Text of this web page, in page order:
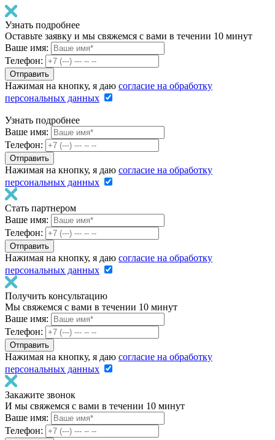
Узнать подробнее
Оставьте заявку и мы свяжемся с вами в течении 10 минут
Ваше имя:
Телефон:
Нажимая на кнопку, я даю согласие на обработку
персональных данных
Узнать подробнее
Ваше имя:
Телефон:
Нажимая на кнопку, я даю согласие на обработку
персональных данных
Стать партнером
Ваше имя:
Телефон:
Нажимая на кнопку, я даю согласие на обработку
персональных данных
Получить консультацию
Мы свяжемся с вами в течении 10 минут
Ваше имя:
Телефон:
Нажимая на кнопку, я даю согласие на обработку
персональных данных
Закажите звонок
И мы свяжемся с вами в течении 10 минут
Ваше имя:
Телефон: